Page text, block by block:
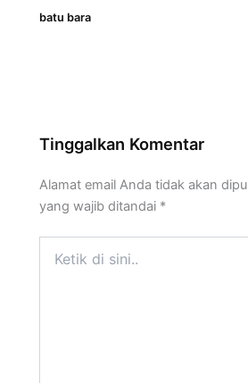
batu bara
Tinggalkan Komentar
Alamat email Anda tidak akan
yang wajib ditandai *